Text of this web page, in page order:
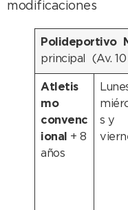
modificaciones
Polideportivo
principal (Av.
Atletis
mo
convenc
ional + 8
años
s y